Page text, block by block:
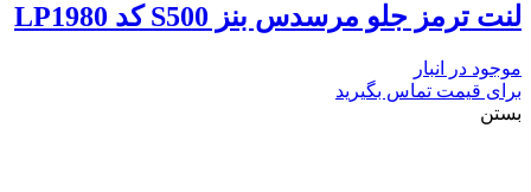
لنت ترمز جلو مرسدس بنز S500 کد LP1980
موجود در انبار
برای قیمت تماس بگیرید
بستن